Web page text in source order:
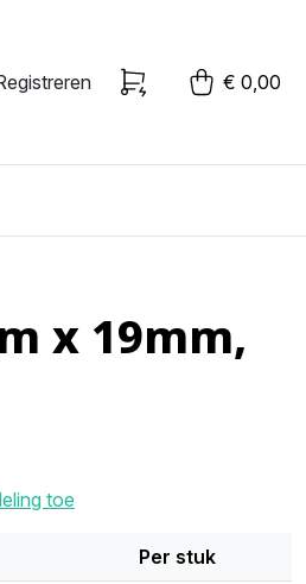
€ 0,00
x 19mm,
toe
Per stuk